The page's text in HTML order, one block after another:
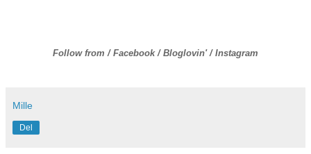
Follow from / Facebook/ Bloglovin' / Instagram
Mille
Del